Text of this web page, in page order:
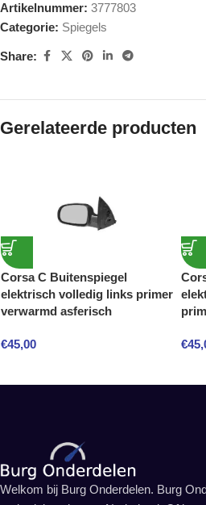
Artikelnummer: 3777803
Categorie: Spiegels
Share:
Gerelateerde producten
Corsa C Buitenspiegel
elektrisch volledig links primer
verwarmd asferisch
€45,00 €
Welkom bij Burg Onderdelen. Burg